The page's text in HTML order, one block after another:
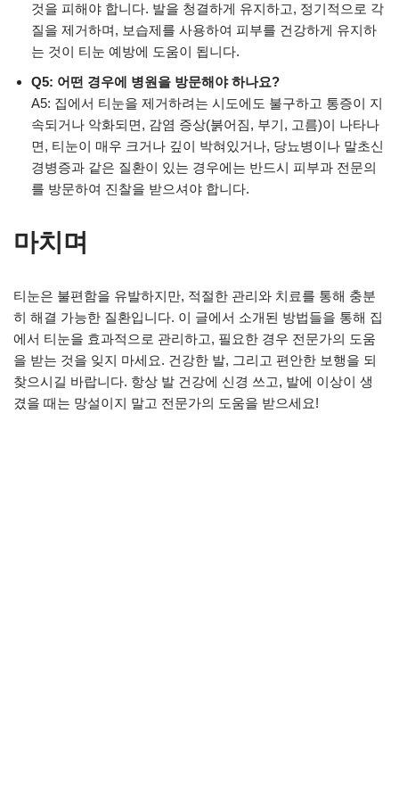
것을 피해야 합니다. 발을 청결하게 유지하고, 정기적으로 각
질을 제거하며, 보습제를 사용하여 피부를 건강하게 유지하
는 것이 티눈 예방에 도움이 됩니다.
Q5: 어떤 경우에 병원을 방문해야 하나요?
A5: 집에서 티눈을 제거하려는 시도에도 불구하고 통증이 지
속되거나 악화되면, 감염 증상(붉어짐, 부기, 고름)이 나타나
면, 티눈이 매우 크거나 깊이 박혀있거나, 당뇨병이나 말초신
경병증과 같은 질환이 있는 경우에는 반드시 피부과 전문의
를 방문하여 진찰을 받으셔야 합니다.
마치며
티눈은 불편함을 유발하지만, 적절한 관리와 치료를 통해 충분
히 해결 가능한 질환입니다. 이 글에서 소개된 방법들을 통해 집
에서 티눈을 효과적으로 관리하고, 필요한 경우 전문가의 도움
을 받는 것을 잊지 마세요. 건강한 발, 그리고 편안한 보행을 되
찾으시길 바랍니다. 항상 발 건강에 신경 쓰고, 발에 이상이 생
겼을 때는 망설이지 말고 전문가의 도움을 받으세요!